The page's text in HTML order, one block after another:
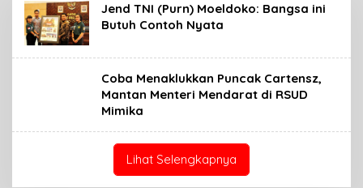
Jend TNI (Purn) Moeldoko: Bangsa ini
Butuh Contoh Nyata
Coba Menaklukkan Puncak Cartensz,
Mantan Menteri Mendarat di RSUD
Mimika
Lihat Selengkapnya